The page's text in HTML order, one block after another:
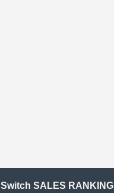
Switch SALES RANKING